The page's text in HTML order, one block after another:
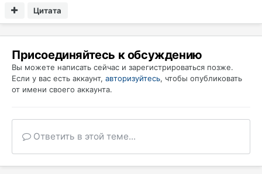
Цитата
Присоединяйтесь к обсуждению
Вы можете написать сейчас и зарегистрироваться позже.
Если у вас есть аккаунт, авторизуйтесь, чтобы опубликовать
от имени своего аккаунта.
Ответить в этой теме...